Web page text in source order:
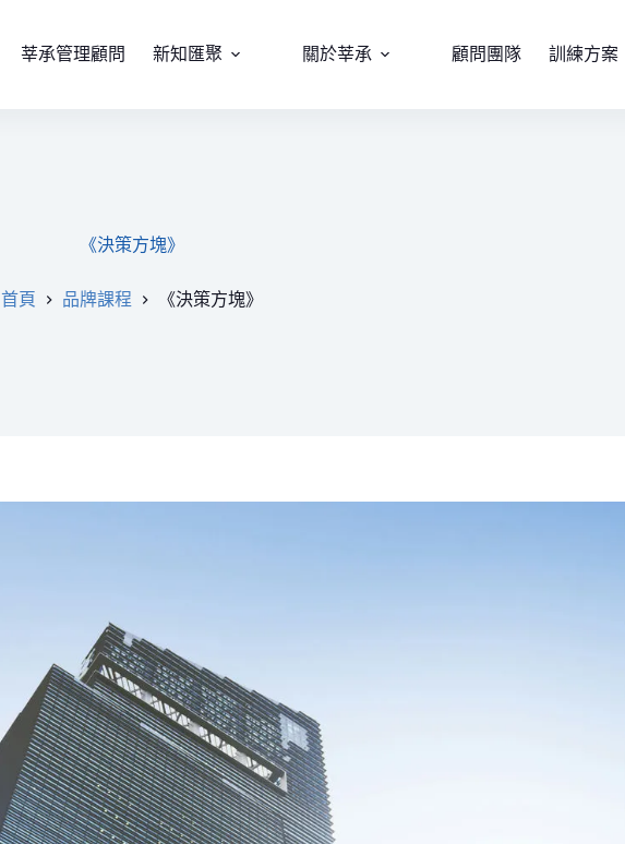
莘承管理顧問 新知匯聚 關於莘承 顧問團隊 訓練方案
《決策方塊》
首頁 品牌課程 《決策方塊》